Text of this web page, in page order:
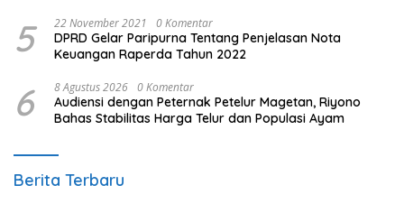
5 22 November 2021 0 Komentar
DPRD Gelar Paripurna Tentang Penjelasan Nota
Keuangan Raperda Tahun 2022
6 8 Agustus 2026 0 Komentar
Audiensi dengan Peternak Petelur Magetan, Riyono
Bahas Stabilitas Harga Telur dan Populasi Ayam
Berita Terbaru